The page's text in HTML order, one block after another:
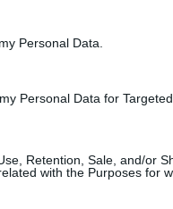
Personal Data.
Personal Data for Targeted
Retention, Sale, and/or
with the Purposes for
και χίλια άλλα
να τα αναδείξουν, να
που μισούμε, που
και σκέψεις
/ Technopolis
θεσμούς